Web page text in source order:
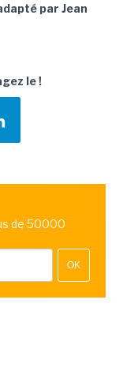
par Jean
le !
de 50000
OK